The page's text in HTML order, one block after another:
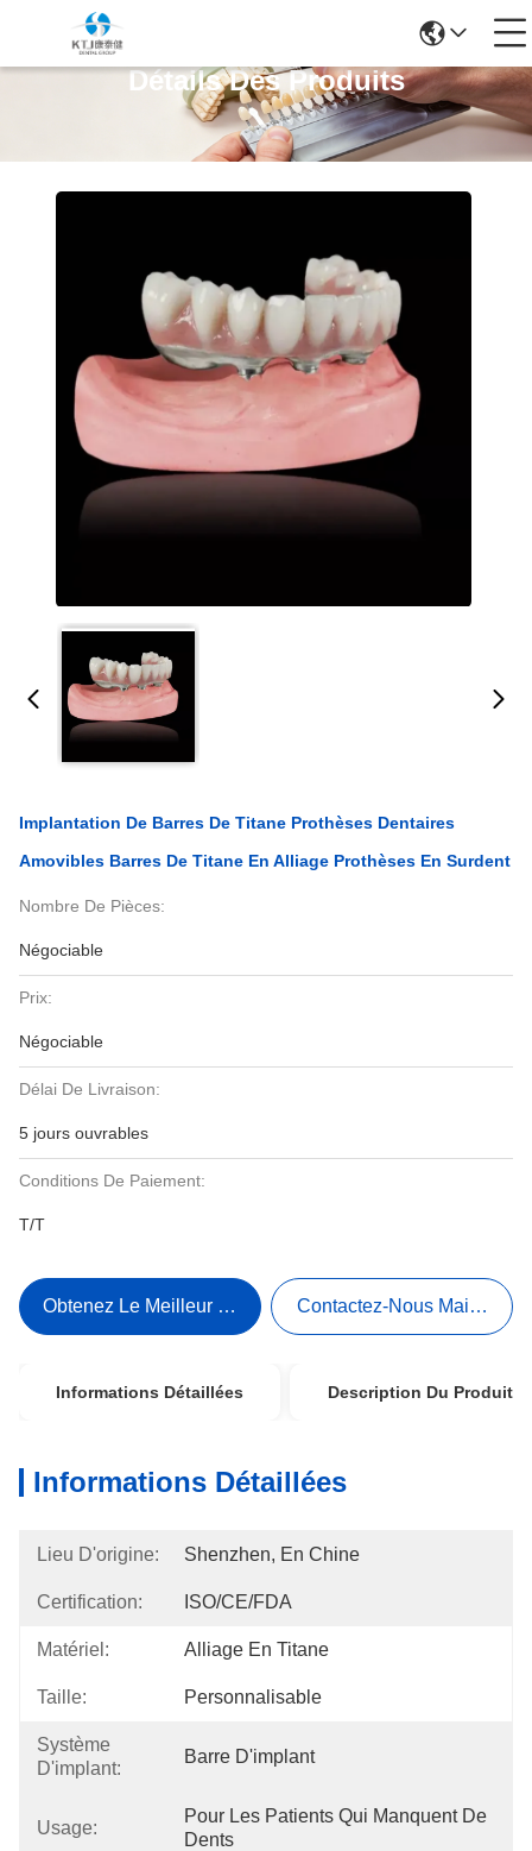
Détails Des Produits
Implantation De Barres De Titane Prothèses Dentaires
Amovibles Barres De Titane En Alliage Prothèses En Surdent
Nombre De Pièces:
Négociable
Prix:
Négociable
Délai De Livraison:
5 jours ouvrables
Conditions De Paiement:
T/T
Obtenez Le Meilleur Prix Contactez-Nous Maintenant
Informations Détaillées Description Du Produit
Informations Détaillées
Lieu D'origine: Shenzhen, En Chine
Certification: ISO/CE/FDA
Matériel: Alliage En Titane
Taille: Personnalisable
Système
D'implant:
Barre D'implant
Usage:
Pour Les Patients Qui Manquent De
Dents